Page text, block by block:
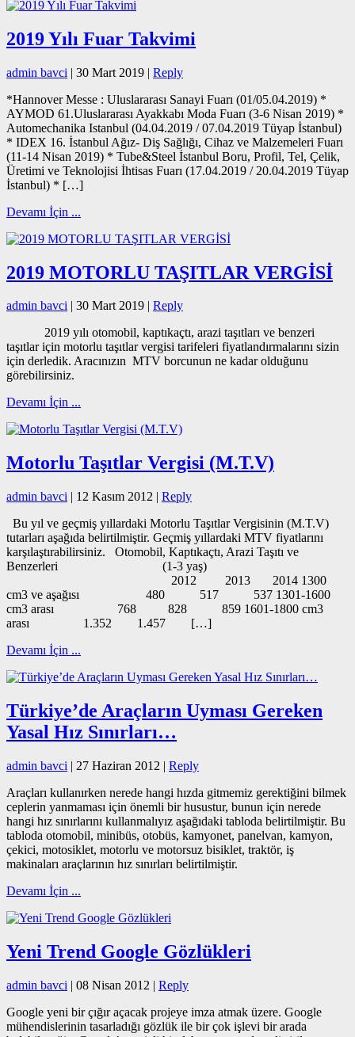
2019 Yılı Fuar Takvimi
admin bavci | 30 Mart 2019 | Reply
*Hannover Messe : Uluslararası Sanayi Fuarı (01/05.04.2019) *
AYMOD 61.Uluslararası Ayakkabı Moda Fuarı (3-6 Nisan 2019) *
Automechanika Istanbul (04.04.2019 / 07.04.2019 Tüyap İstanbul)
* IDEX 16. İstanbul Ağız- Diş Sağlığı, Cihaz ve Malzemeleri Fuarı
(11-14 Nisan 2019) * Tube&Steel İstanbul Boru, Profil, Tel, Çelik,
Üretimi ve Teknolojisi İhtisas Fuarı (17.04.2019 / 20.04.2019 Tüyap
İstanbul) * […]
Devamı İçin ...
2019 MOTORLU TAŞITLAR VERGİSİ
admin bavci | 30 Mart 2019 | Reply
2019 yılı otomobil, kaptıkaçtı, arazi taşıtları ve benzeri
taşıtlar için motorlu taşıtlar vergisi tarifeleri fiyatlandırmalarını sizin
için derledik. Aracınızın MTV borcunun ne kadar olduğunu
görebilirsiniz.
Devamı İçin ...
Motorlu Taşıtlar Vergisi (M.T.V)
admin bavci | 12 Kasım 2012 | Reply
Bu yıl ve geçmiş yıllardaki Motorlu Taşıtlar Vergisinin (M.T.V)
tutarları aşağıda belirtilmiştir. Geçmiş yıllardaki MTV fiyatlarını
karşılaştırabilirsiniz. Otomobil, Kaptıkaçtı, Arazi Taşıtı ve
Benzerleri (1-3 yaş)
2012 2013 2014 1300
cm3 ve aşağısı 480 517 537 1301-1600
cm3 arası 768 828 859 1601-1800 cm3
arası 1.352 1.457 […]
Devamı İçin ...
Türkiye’de Araçların Uyması Gereken
Yasal Hız Sınırları…
admin bavci | 27 Haziran 2012 | Reply
Araçları kullanırken nerede hangi hızda gitmemiz gerektiğini bilmek
ceplerin yanmaması için önemli bir husustur, bunun için nerede
hangi hız sınırlarını kullanmalıyız aşağıdaki tabloda belirtilmiştir. Bu
tabloda otomobil, minibüs, otobüs, kamyonet, panelvan, kamyon,
çekici, motosiklet, motorlu ve motorsuz bisiklet, traktör, iş
makinaları araçlarının hız sınırları belirtilmiştir.
Devamı İçin ...
Yeni Trend Google Gözlükleri
admin bavci | 08 Nisan 2012 | Reply
Google yeni bir çığır açacak projeye imza atmak üzere. Google
mühendislerinin tasarladığı gözlük ile bir çok işlevi bir arada